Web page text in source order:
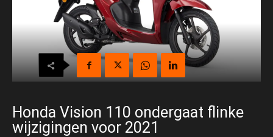
Honda Vision 110 ondergaat flinke
wijzigingen voor 2021